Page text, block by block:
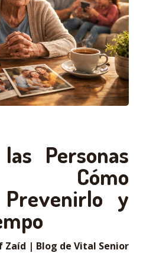
Personas
Cómo
Prevenirlo y
Zaíd | Blog de Vital Senior